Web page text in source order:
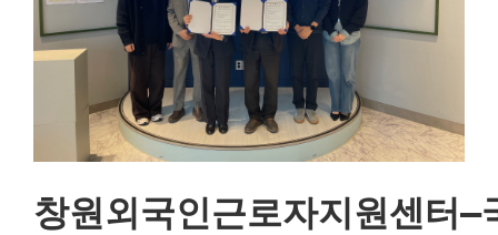
창원외국인근로자지원센